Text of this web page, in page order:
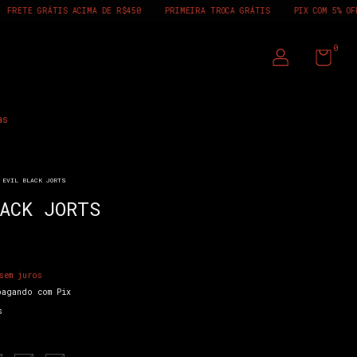
PRIMEIRA TROCA GRÁTIS PIX COM 5% OFF OU 3X SEM JUROS
0
EVIL BLACK JORTS
JORTS
juros
com Pix